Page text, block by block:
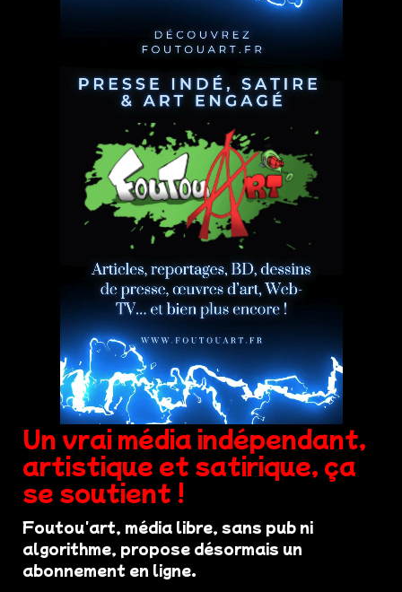
Un vrai média indépendant,
artistique et satirique, ça
se soutient !
Foutou'art, média libre, sans pub ni
algorithme, propose désormais un
abonnement en ligne.